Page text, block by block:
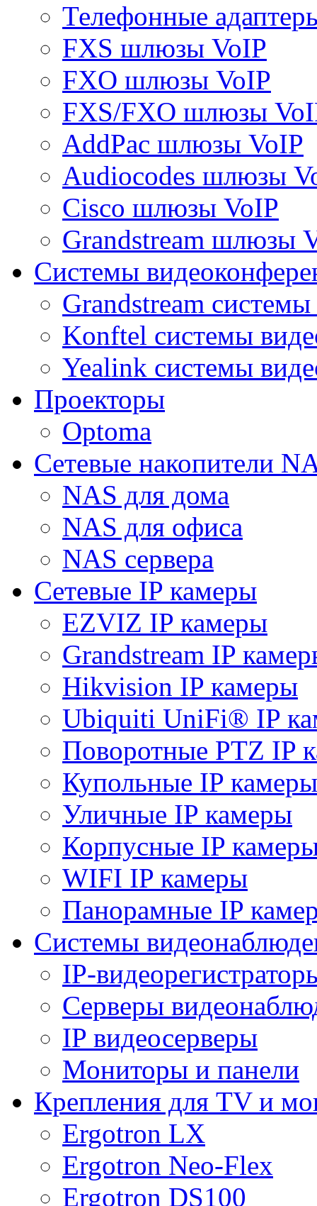
Телефонные
FXS шлюзы VoIP
FXO шлюзы VoIP
FXS/FXO шлюзы
AddPac шлюзы VoIP
Audiocodes шлюзы
Cisco шлюзы VoIP
Grandstream шлюзы
Системы
Grandstream
Konftel системы
Yealink системы
Проекторы
Optoma
Сетевые накопители
NAS для дома
NAS для офиса
NAS сервера
Сетевые IP камеры
EZVIZ IP камеры
Grandstream IP
Hikvision IP камеры
Ubiquiti UniFi® IP
Поворотные PTZ IP
Купольные IP камеры
Уличные IP камеры
Корпусные IP
WIFI IP камеры
Панорамные IP
Системы
IP-
Серверы
IP видеосерверы
Мониторы и панели
Крепления для TV и
Ergotron LX
Ergotron Neo-Flex
Ergotron DS100